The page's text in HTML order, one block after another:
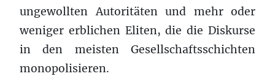
ungewollten Autoritäten und mehr oder
weniger erblichen Eliten, die die Diskurse
in den meisten Gesellschaftsschichten
monopolisieren.